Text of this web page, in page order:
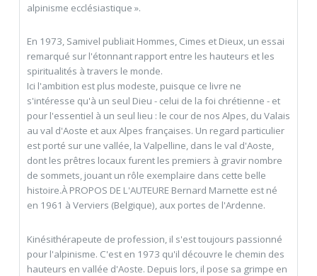
alpinisme ecclésiastique ».
En 1973, Samivel publiait Hommes, Cimes et Dieux, un essai
remarqué sur l'étonnant rapport entre les hauteurs et les
spiritualités à travers le monde.
Ici l'ambition est plus modeste, puisque ce livre ne
s'intéresse qu'à un seul Dieu - celui de la foi chrétienne - et
pour l'essentiel à un seul lieu : le cour de nos Alpes, du Valais
au val d'Aoste et aux Alpes françaises. Un regard particulier
est porté sur une vallée, la Valpelline, dans le val d'Aoste,
dont les prêtres locaux furent les premiers à gravir nombre
de sommets, jouant un rôle exemplaire dans cette belle
histoire.À PROPOS DE L'AUTEURE Bernard Marnette est né
en 1961 à Verviers (Belgique), aux portes de l'Ardenne.
Kinésithérapeute de profession, il s'est toujours passionné
pour l'alpinisme. C'est en 1973 qu'il découvre le chemin des
hauteurs en vallée d'Aoste. Depuis lors, il pose sa grimpe en